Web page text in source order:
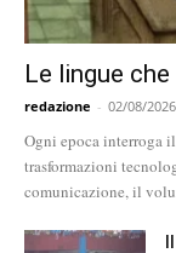
Le lingue
redazione - 02/08/2026
Ogni epoca interroga
trasformazioni
comunicazione, il